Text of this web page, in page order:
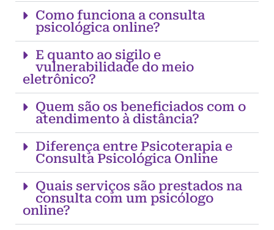
Como funciona a consulta
psicológica online?
E quanto ao sigilo e
vulnerabilidade do meio
eletrônico?
Quem são os beneficiados com o
atendimento à distância?
Diferença entre Psicoterapia e
Consulta Psicológica Online
Quais serviços são prestados na
consulta com um psicólogo
online?